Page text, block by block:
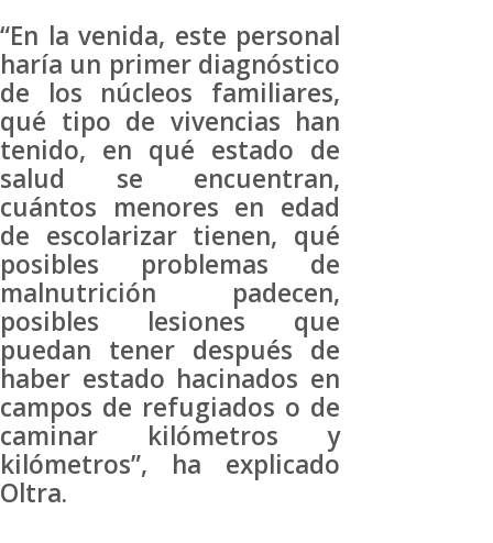
“En la venida, este personal
haría un primer diagnóstico
de los núcleos familiares,
qué tipo de vivencias han
tenido, en qué estado de
salud se encuentran,
cuántos menores en edad
de escolarizar tienen, qué
posibles problemas de
malnutrición padecen,
posibles lesiones que
puedan tener después de
haber estado hacinados en
campos de refugiados o de
caminar kilómetros y
kilómetros”, ha explicado
Oltra.